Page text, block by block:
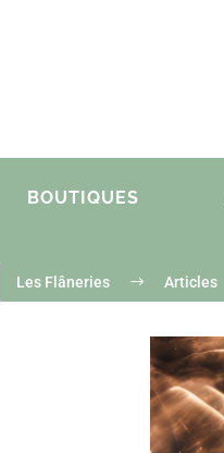
BOUTIQUES
Les Flâneries $ Articles